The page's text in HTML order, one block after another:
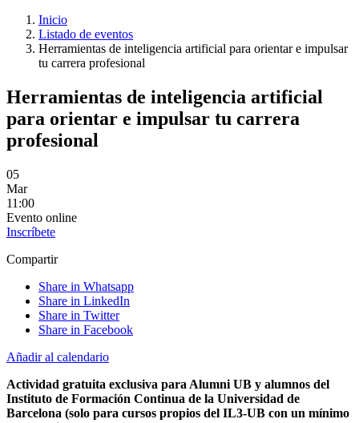
Inicio
Listado de eventos
Herramientas de inteligencia artificial para orientar e impulsar
tu carrera profesional
Herramientas de inteligencia artificial
para orientar e impulsar tu carrera
profesional
05
Mar
11:00
Evento online
Inscríbete
Compartir
Share in Whatsapp
Share in LinkedIn
Share in Twitter
Share in Facebook
Añadir al calendario
Actividad gratuita exclusiva para Alumni UB y alumnos del
Instituto de Formación Continua de la Universidad de
Barcelona (solo para cursos propios del IL3-UB con un mínimo